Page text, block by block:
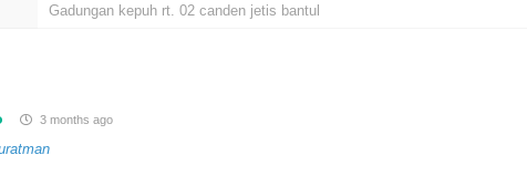
Gadungan kepuh rt. 02 canden jetis bantul
3 months ago